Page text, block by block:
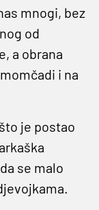
mnogi, bez
od
a obrana
i na
je postao
se malo